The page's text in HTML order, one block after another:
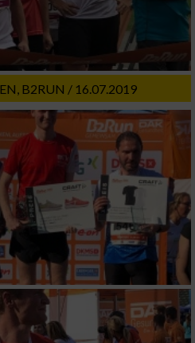
B2RUN / 16.07.2019